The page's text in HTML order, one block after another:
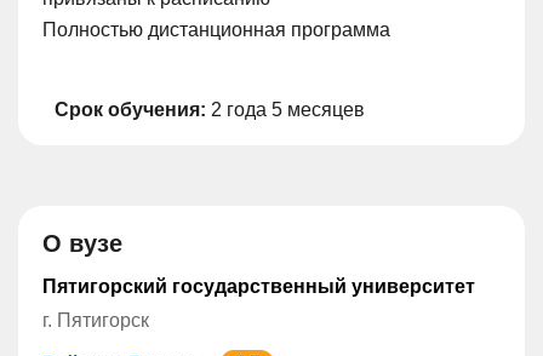
Полностью дистанционная программа
Срок обучения: 2 года 5 месяцев
О вузе
Пятигорский государственный университет
г. Пятигорск